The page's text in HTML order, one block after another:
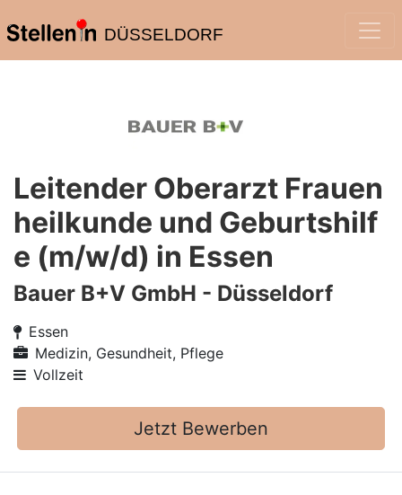
DÜSSELDORF
Leitender Oberarzt Frauen
heilkunde und Geburtshilf
e (m/w/d) in Essen
Bauer B+V GmbH - Düsseldorf
Essen
Medizin, Gesundheit, Pflege
Vollzeit
Jetzt Bewerben